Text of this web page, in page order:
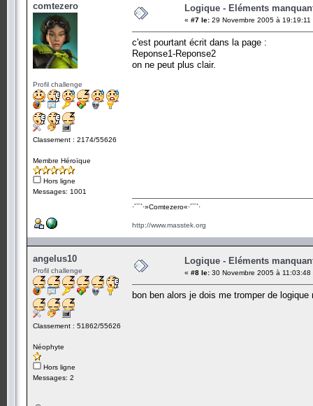
comtezero
Profil challenge
Classement : 2174/55626
Membre Héroïque
Hors ligne
Messages: 1001
Logique - Eléments
« #7 le: 29 Novembre 2005 à 19:19:11
c'est pourtant écrit dans la page :
Reponse1-Reponse2
on ne peut plus clair.
·´¯`·­»Comtezero«­·´¯`·
http://www.masstek.org
angelus10
Profil challenge
Classement : 51862/55626
Néophyte
Hors ligne
Messages: 2
Logique - Eléments
« #8 le: 30 Novembre 2005 à 11:03:48
bon ben alors je dois me tromper de